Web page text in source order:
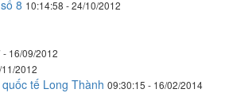
8 10:14:58 - 24/10/2012
- 16/09/2012
2012
tế Long Thành 09:30:15 - 16/02/2014